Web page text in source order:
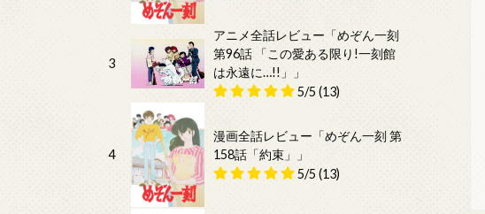
3
アニメ全話レビュー「めぞん一刻
第96話 「この愛ある限り!一刻館
は永遠に…!!」」
5/5 (13)
4
漫画全話レビュー「めぞん一刻 第
158話「約束」」
5/5 (13)